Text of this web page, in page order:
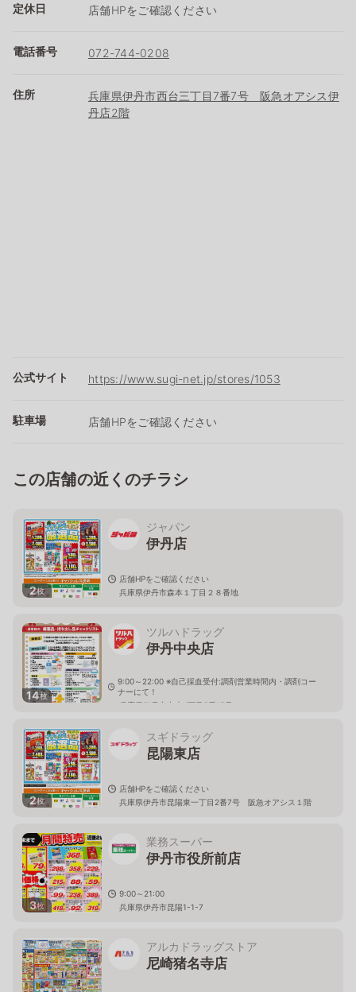
定休日 店舗HPをご確認ください
電話番号 072-744-0208
住所
兵庫県伊丹市西台三丁目7番7号 阪急オアシス伊
丹店2階
公式サイト https://www.sugi-net.jp/stores/1053
駐車場 店舗HPをご確認ください
この店舗の近くのチラシ
2枚
ジャパン
伊丹店
店舗HPをご確認ください
兵庫県伊丹市森本１丁目２８番地
14枚
ツルハドラッグ
伊丹中央店
9:00～22:00 ※自己採血受付:調剤営業時間内・調剤コー
ナーにて！
兵庫県伊丹市中央4丁目5番15号
2枚
スギドラッグ
昆陽東店
店舗HPをご確認ください
兵庫県伊丹市昆陽東一丁目2番7号 阪急オアシス１階
3枚
業務スーパー
伊丹市役所前店
9:00～21:00
兵庫県伊丹市昆陽1-1-7
アルカドラッグストア
尼崎猪名寺店